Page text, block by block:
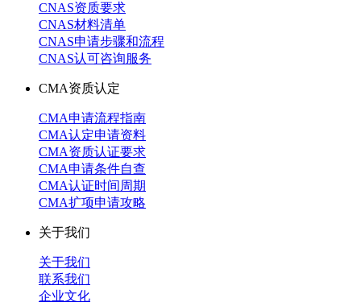
CNAS资质要求
CNAS材料清单
CNAS申请步骤和流程
CNAS认可咨询服务
CMA资质认定
CMA申请流程指南
CMA认定申请资料
CMA资质认证要求
CMA申请条件自查
CMA认证时间周期
CMA扩项申请攻略
关于我们
关于我们
联系我们
企业文化